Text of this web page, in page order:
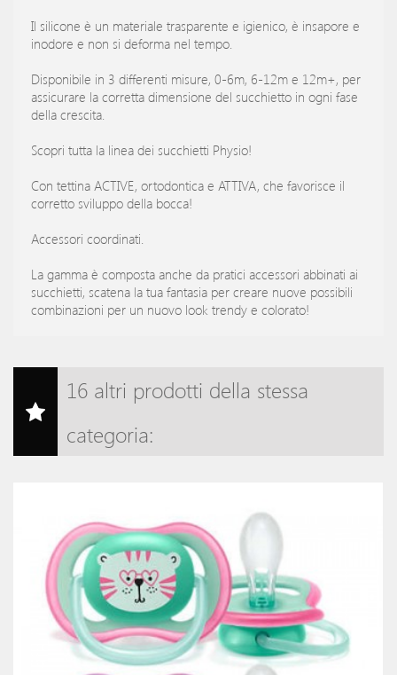
Il silicone è un materiale trasparente e igienico, è insapore e
inodore e non si deforma nel tempo.
Disponibile in 3 differenti misure, 0-6m, 6-12m e 12m+, per
assicurare la corretta dimensione del succhietto in ogni fase
della crescita.
Scopri tutta la linea dei succhietti Physio!
Con tettina ACTIVE, ortodontica e ATTIVA, che favorisce il
corretto sviluppo della bocca!
Accessori coordinati.
La gamma è composta anche da pratici accessori abbinati ai
succhietti, scatena la tua fantasia per creare nuove possibili
combinazioni per un nuovo look trendy e colorato!
16 altri prodotti della stessa
categoria: